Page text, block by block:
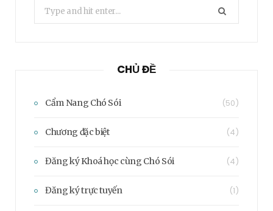
Search
for:
CHỦ ĐỀ
Cẩm Nang Chó Sói (50)
Chương đặc biệt (4)
Đăng ký Khoá học cùng Chó Sói (4)
Đăng ký trực tuyến (1)